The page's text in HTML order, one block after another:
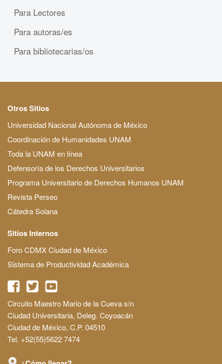
Para Lectores
Para autoras/es
Para bibliotecarias/os
Otros Sitios
Universidad Nacional Autónoma de México
Coordinación de Humanidades UNAM
Toda la UNAM en línea
Defensoría de los Derechos Universitarios
Programa Universitario de Derechos Humanos UNAM
Revista Perseo
Cátedra Solana
Sitios Internos
Foro CDMX Ciudad de México
Sistema de Productividad Académica
Circuito Maestro Mario de la Cueva s/n
Ciudad Universitaria, Deleg. Coyoacán
Ciudad de México, C.P. 04510
Tel. +52(55)5622 7474